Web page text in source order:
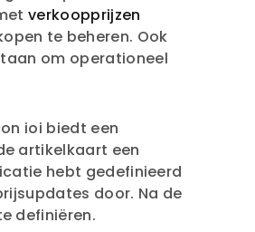
verkoopprijzen
te beheren. Ook
om operationeel
ioi biedt een
artikelkaart een
hebt gedefinieerd
door. Na de
definiëren.